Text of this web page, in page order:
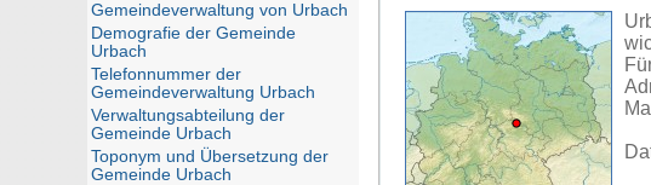
Gemeindeverwaltung von Urbach
Demografie der Gemeinde
Urbach
Telefonnummer der
Gemeindeverwaltung Urbach
Verwaltungsabteilung der
Gemeinde Urbach
Toponym und Übersetzung der
Gemeinde Urbach